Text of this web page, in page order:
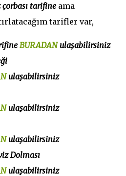
çorbası tarifine ama
tarifler var,
BURADANulaşabilirsiniz
ulaşabilirsiniz
ulaşabilirsiniz
ulaşabilirsiniz
Dolması
ulaşabilirsiniz